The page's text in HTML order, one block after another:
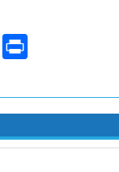
Print